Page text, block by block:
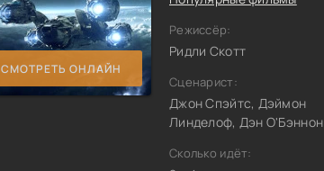
СМОТРЕТЬ ОНЛАЙН
Режиссёр:
Ридли Скотт
Сценарист:
Джон Спэйтс, Дэймон
Линделоф, Дэн О'Бэннон
Сколько идёт: